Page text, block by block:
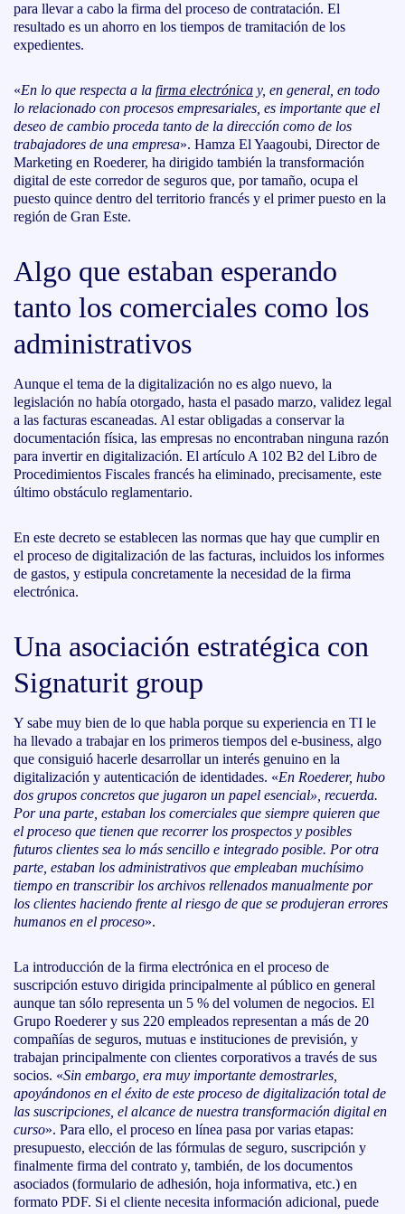
para llevar a cabo la firma del proceso de contratación. El
resultado es un ahorro en los tiempos de tramitación de los
expedientes.
«En lo que respecta a la firma electrónica y, en general, en todo
lo relacionado con procesos empresariales, es importante que el
deseo de cambio proceda tanto de la dirección como de los
trabajadores de una empresa». Hamza El Yaagoubi, Director de
Marketing en Roederer, ha dirigido también la transformación
digital de este corredor de seguros que, por tamaño, ocupa el
puesto quince dentro del territorio francés y el primer puesto en la
región de Gran Este.
Algo que estaban esperando
tanto los comerciales como los
administrativos
Aunque el tema de la digitalización no es algo nuevo, la
legislación no había otorgado, hasta el pasado marzo, validez legal
a las facturas escaneadas. Al estar obligadas a conservar la
documentación física, las empresas no encontraban ninguna razón
para invertir en digitalización. El artículo A 102 B2 del Libro de
Procedimientos Fiscales francés ha eliminado, precisamente, este
último obstáculo reglamentario.
En este decreto se establecen las normas que hay que cumplir en
el proceso de digitalización de las facturas, incluidos los informes
de gastos, y estipula concretamente la necesidad de la firma
electrónica.
Una asociación estratégica con
Signaturit group
Y sabe muy bien de lo que habla porque su experiencia en TI le
ha llevado a trabajar en los primeros tiempos del e-business, algo
que consiguió hacerle desarrollar un interés genuino en la
digitalización y autenticación de identidades. «En Roederer, hubo
dos grupos concretos que jugaron un papel esencial», recuerda.
Por una parte, estaban los comerciales que siempre quieren que
el proceso que tienen que recorrer los prospectos y posibles
futuros clientes sea lo más sencillo e integrado posible. Por otra
parte, estaban los administrativos que empleaban muchísimo
tiempo en transcribir los archivos rellenados manualmente por
los clientes haciendo frente al riesgo de que se produjeran errores
humanos en el proceso».
La introducción de la firma electrónica en el proceso de
suscripción estuvo dirigida principalmente al público en general
aunque tan sólo representa un 5 % del volumen de negocios. El
Grupo Roederer y sus 220 empleados representan a más de 20
compañías de seguros, mutuas e instituciones de previsión, y
trabajan principalmente con clientes corporativos a través de sus
socios. «Sin embargo, era muy importante demostrarles,
apoyándonos en el éxito de este proceso de digitalización total de
las suscripciones, el alcance de nuestra transformación digital en
curso». Para ello, el proceso en línea pasa por varias etapas:
presupuesto, elección de las fórmulas de seguro, suscripción y
finalmente firma del contrato y, también, de los documentos
asociados (formulario de adhesión, hoja informativa, etc.) en
formato PDF. Si el cliente necesita información adicional, puede